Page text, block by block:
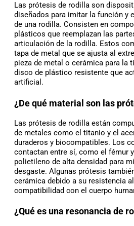
Las prótesis de rodilla son
diseñados para imitar la función y
de una rodilla. Consisten en
plásticos que reemplazan las
articulación de la rodilla. Estos
tapa de metal que se ajusta al
pieza de metal o cerámica para la
disco de plástico resistente que
artificial.
¿De qué material son las
Las prótesis de rodilla están
de metales como el titanio y el
duraderos y biocompatibles. Los
contactan entre sí, como el fémur
polietileno de alta densidad para
desgaste. Algunas prótesis
cerámica debido a su resistencia
compatibilidad con el cuerpo
¿Qué es una resonancia de